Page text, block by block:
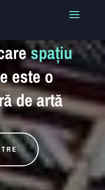
spațiu
este o
de artă